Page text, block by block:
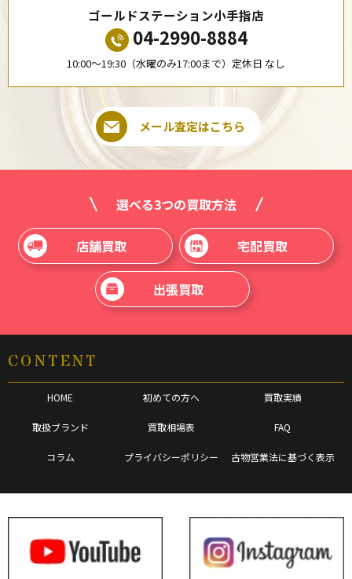
ゴールドステーション小手指店
04-2990-8884
10:00〜19:30（水曜のみ17:00まで）定休日 なし
メール査定はこちら
選べる3つの買取方法
店舗買取 宅配買取
出張買取
CONTENT
HOME 初めての方へ 買取実績
取扱ブランド 買取相場表 FAQ
コラム プライバシーポリシー 古物営業法に基づく表示